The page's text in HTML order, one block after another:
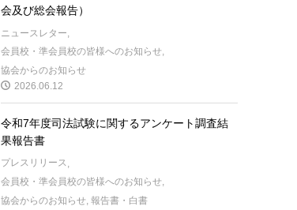
会及び総会報告）
ニュースレター
会員校・準会員校の皆様へのお知らせ,
協会からのお知らせ
2026.06.12
令和7年度司法試験に関するアンケート調査結
果報告書
プレスリリース
会員校・準会員校の皆様へのお知らせ,
協会からのお知らせ ,報告書・白書